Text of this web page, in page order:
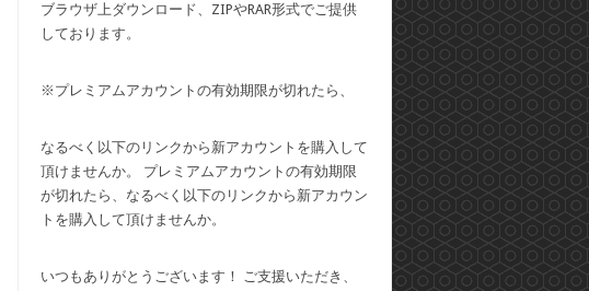
ブラウザ上ダウンロード、ZIPやRAR形式でご提供
しております。
※プレミアムアカウントの有効期限が切れたら、
なるべく以下のリンクから新アカウントを購入して
頂けませんか。 プレミアムアカウントの有効期限
が切れたら、なるべく以下のリンクから新アカウン
トを購入して頂けませんか。
いつもありがとうございます！ ご支援いただき、